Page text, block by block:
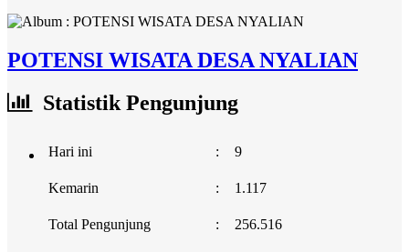
POTENSI WISATA DESA NYALIAN
Statistik Pengunjung
Hari ini : 9
Kemarin : 1.117
Total Pengunjung : 256.516